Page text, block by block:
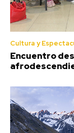
Cultura y
Encuentro